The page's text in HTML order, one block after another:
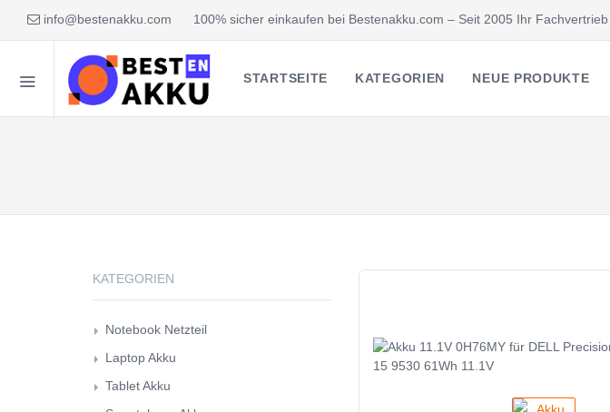
info@bestenakku.com 100% sicher einkaufen bei Bestenakku.com – Seit 2005 Ihr
STARTSEITE KATEGORIEN NEUE PRODUKTE
KATEGORIEN
Notebook Netzteil
Laptop Akku
Tablet Akku